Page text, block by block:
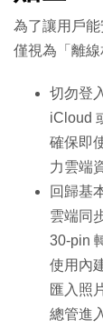
為了讓用戶
僅視為「離線
切勿登
iCloud
確保即
力雲端
回歸基
雲端同
30-pin
使用內
匯入照
總管進